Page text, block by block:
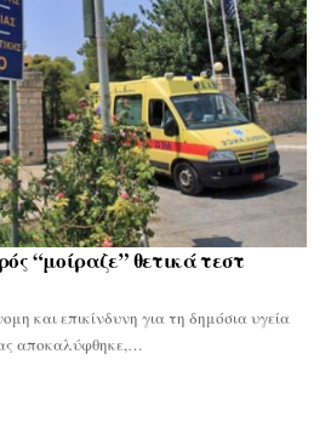
“μοίραζε” θετικά τεστ
και επικίνδυνη για τη δημόσια υγεία
αποκαλύφθηκε,…